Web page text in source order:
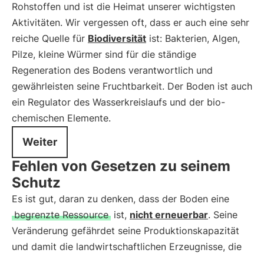
Rohstoffen und ist die Heimat unserer wichtigsten
Aktivitäten. Wir vergessen oft, dass er auch eine sehr
reiche Quelle für Biodiversität ist: Bakterien, Algen,
Pilze, kleine Würmer sind für die ständige
Regeneration des Bodens verantwortlich und
gewährleisten seine Fruchtbarkeit. Der Boden ist auch
ein Regulator des Wasserkreislaufs und der bio-
chemischen Elemente.
Weiter
Fehlen von Gesetzen zu seinem
Schutz
Es ist gut, daran zu denken, dass der Boden eine
begrenzte Ressource ist, nicht erneuerbar. Seine
Veränderung gefährdet seine Produktionskapazität
und damit die landwirtschaftlichen Erzeugnisse, die